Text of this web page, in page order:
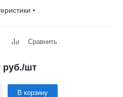
Сравнить
руб./шт
В корзину